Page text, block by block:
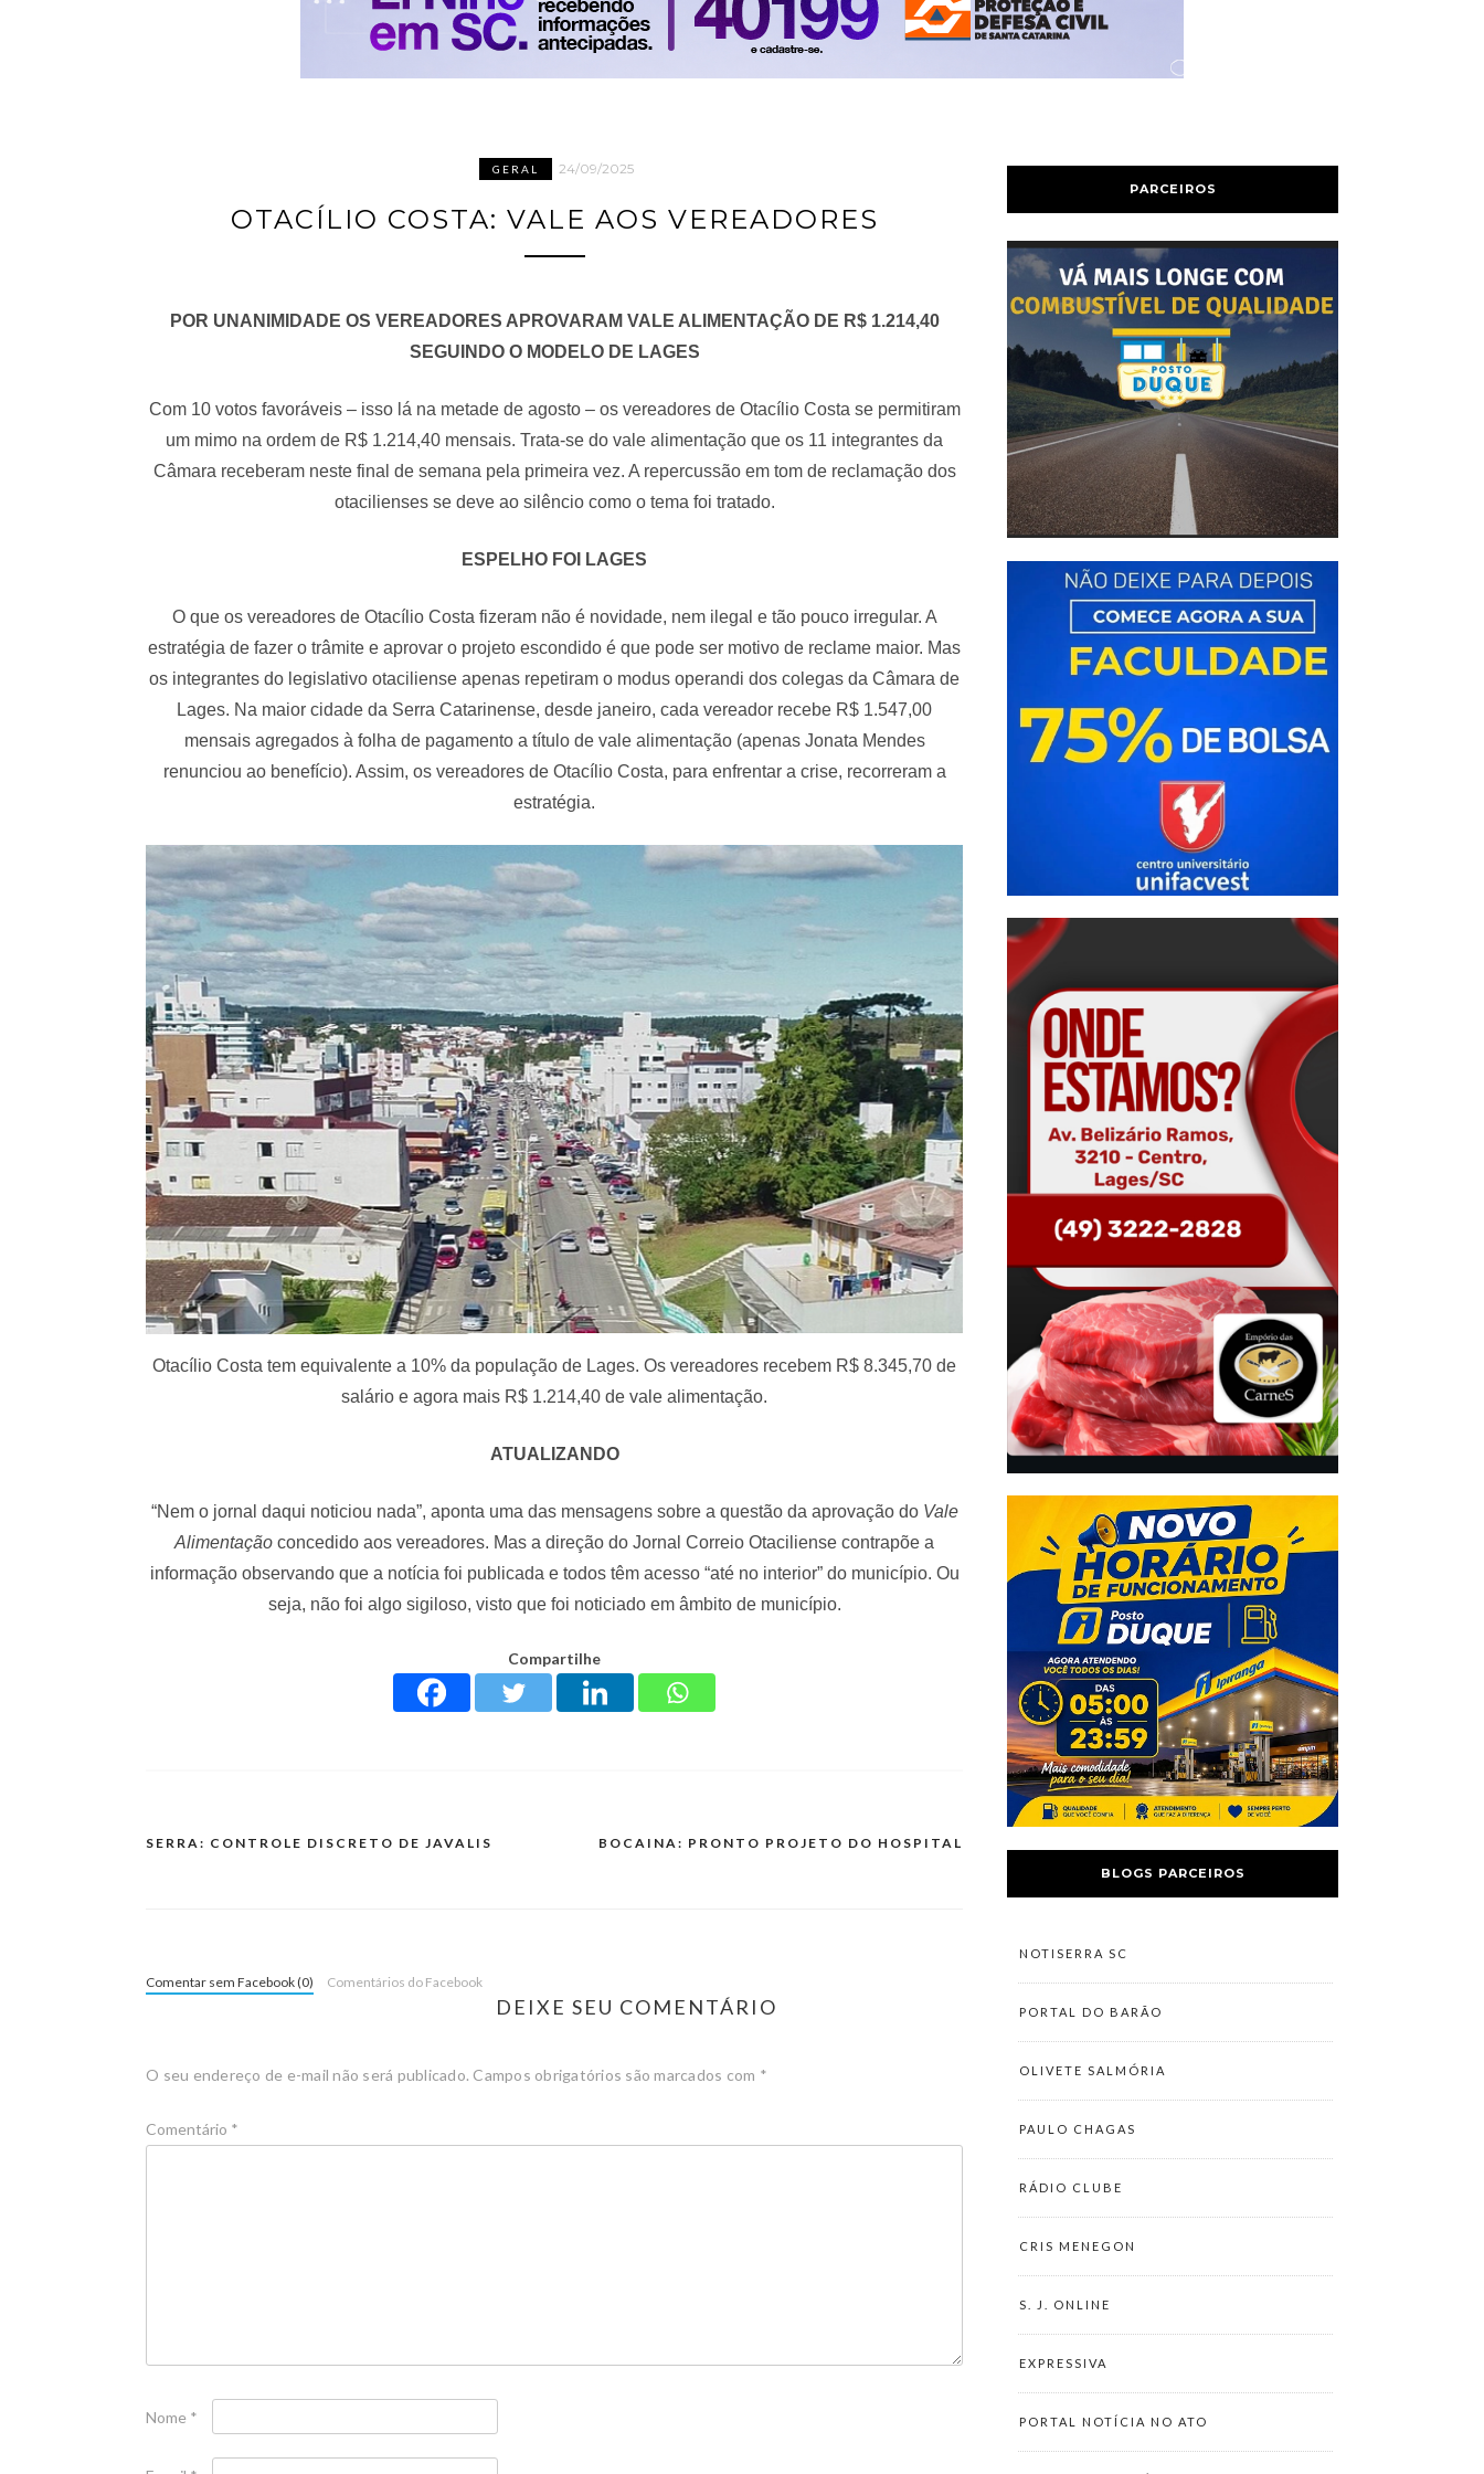
GERAL 24/09/2025
OTACÍLIO COSTA: VALE AOS VEREADORES
POR UNANIMIDADE OS VEREADORES APROVARAM VALE ALIMENTAÇÃO DE R$ 1.214,40
SEGUINDO O MODELO DE LAGES
Com 10 votos favoráveis – isso lá na metade de agosto – os vereadores de Otacílio Costa se permitiram
um mimo na ordem de R$ 1.214,40 mensais. Trata-se do vale alimentação que os 11 integrantes da
Câmara receberam neste final de semana pela primeira vez. A repercussão em tom de reclamação dos
otacilienses se deve ao silêncio como o tema foi tratado.
ESPELHO FOI LAGES
O que os vereadores de Otacílio Costa fizeram não é novidade, nem ilegal e tão pouco irregular. A
estratégia de fazer o trâmite e aprovar o projeto escondido é que pode ser motivo de reclame maior. Mas
os integrantes do legislativo otaciliense apenas repetiram o modus operandi dos colegas da Câmara de
Lages. Na maior cidade da Serra Catarinense, desde janeiro, cada vereador recebe R$ 1.547,00
mensais agregados à folha de pagamento a título de vale alimentação (apenas Jonata Mendes
renunciou ao benefício). Assim, os vereadores de Otacílio Costa, para enfrentar a crise, recorreram a
estratégia.
Otacílio Costa tem equivalente a 10% da população de Lages. Os vereadores recebem R$ 8.345,70 de
salário e agora mais R$ 1.214,40 de vale alimentação.
ATUALIZANDO
“Nem o jornal daqui noticiou nada”, aponta uma das mensagens sobre a questão da aprovação do Vale
Alimentação concedido aos vereadores. Mas a direção do Jornal Correio Otaciliense contrapõe a
informação observando que a notícia foi publicada e todos têm acesso “até no interior” do município. Ou
seja, não foi algo sigiloso, visto que foi noticiado em âmbito de município.
Compartilhe
SERRA: CONTROLE DISCRETO DE JAVALIS BOCAINA: PRONTO PROJETO DO HOSPITAL
DEIXE SEU COMENTÁRIO
Comentar sem Facebook (0) Comentários do Facebook
O seu endereço de e-mail não será publicado. Campos obrigatórios são marcados com *
Comentário *
Nome *
PARCEIROS
BLOGS PARCEIROS
NOTISERRA SC
PORTAL DO BARÃO
OLIVETE SALMÓRIA
PAULO CHAGAS
RÁDIO CLUBE
CRIS MENEGON
S. J. ONLINE
EXPRESSIVA
PORTAL NOTÍCIA NO ATO